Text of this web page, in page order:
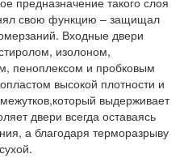
свою функцию – защищал
Входные двери
изолоном,
пеноплексом и пробковым
высокой плотности и
выдерживает
двери всегда оставаясь
а благодаря терморазрыву